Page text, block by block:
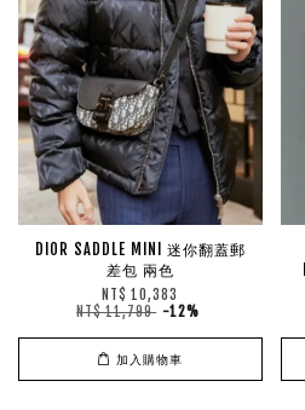
DIOR SADDLE MINI 迷你翻蓋郵
差包 兩色
NT$ 10,383
NT$ 11,799 -12%
加入購物車